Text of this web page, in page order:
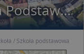
Niepubliczna Szkoła Podstawowa Nr 1 Im. Heleny Modrzejewskiej
Szkoła podstawowa